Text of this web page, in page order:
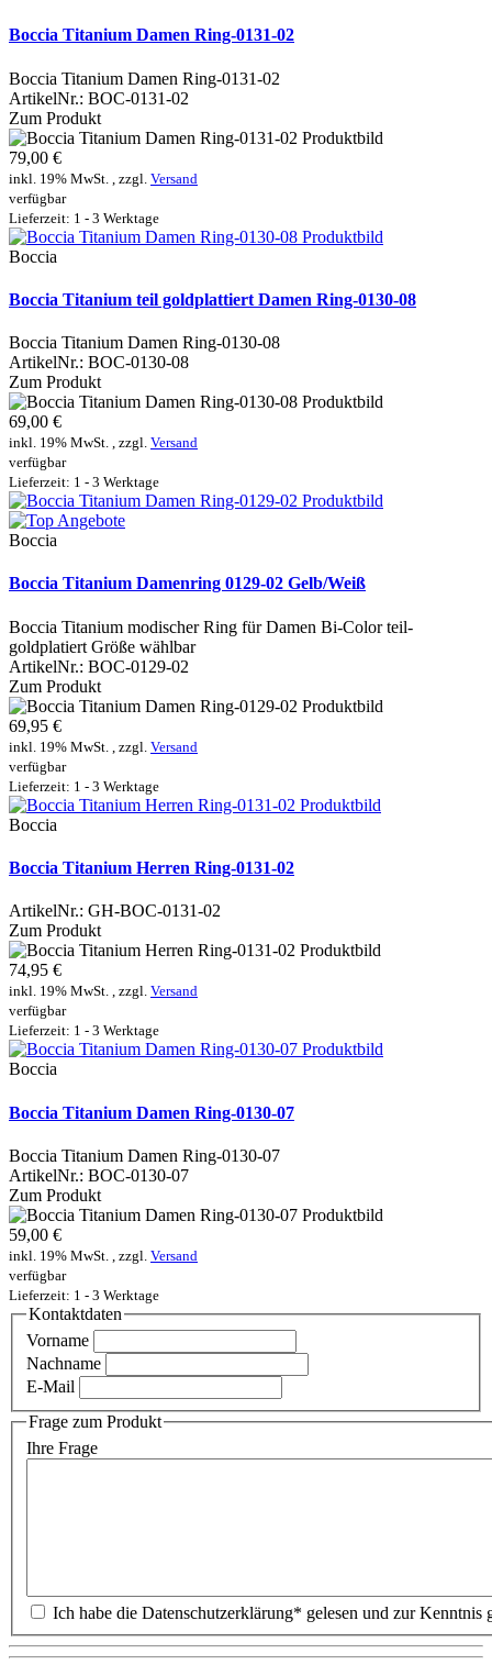
Boccia Titanium Damen Ring-0131-02
Boccia Titanium Damen Ring-0131-02
ArtikelNr.: BOC-0131-02
Zum Produkt
79,00 €
inkl. 19% MwSt. , zzgl. Versand
verfügbar
Lieferzeit: 1 - 3 Werktage
Boccia
Boccia Titanium teil goldplattiert Damen Ring-0130-08
Boccia Titanium Damen Ring-0130-08
ArtikelNr.: BOC-0130-08
Zum Produkt
69,00 €
inkl. 19% MwSt. , zzgl. Versand
verfügbar
Lieferzeit: 1 - 3 Werktage
Boccia
Boccia Titanium Damenring 0129-02 Gelb/Weiß
Boccia Titanium modischer Ring für Damen Bi-Color teil-
goldplatiert Größe wählbar
ArtikelNr.: BOC-0129-02
Zum Produkt
69,95 €
inkl. 19% MwSt. , zzgl. Versand
verfügbar
Lieferzeit: 1 - 3 Werktage
Boccia
Boccia Titanium Herren Ring-0131-02
ArtikelNr.: GH-BOC-0131-02
Zum Produkt
74,95 €
inkl. 19% MwSt. , zzgl. Versand
verfügbar
Lieferzeit: 1 - 3 Werktage
Boccia
Boccia Titanium Damen Ring-0130-07
Boccia Titanium Damen Ring-0130-07
ArtikelNr.: BOC-0130-07
Zum Produkt
59,00 €
inkl. 19% MwSt. , zzgl. Versand
verfügbar
Lieferzeit: 1 - 3 Werktage
Kontaktdaten
Vorname
Nachname
E-Mail
Frage zum Produkt
Ihre Frage